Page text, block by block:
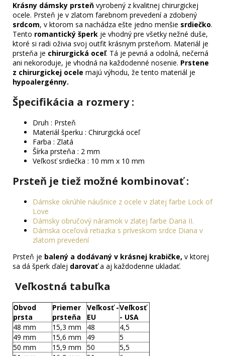
Krásny dámsky prsteň vyrobený z kvalitnej chirurgickej
ocele. Prsteň je v zlatom farebnom prevedení a zdobený
srdcom, v ktorom sa nachádza ešte jedno menšie srdiečko.
Tento romantický šperk je vhodný pre všetky nežné duše,
ktoré si radi oživia svoj outfit krásnym prsteňom. Materiál je
prsteňa je chirurgická oceľ. Tá je pevná a odolná, nečerná
ani nekoroduje, je vhodná na každodenné nosenie. Prstene
z chirurgickej ocele majú výhodu, že tento materiál je
hypoalergénny.
Špecifikácia a rozmery :
Druh : Prsteň
Materiál šperku : Chirurgická oceľ
Farba : Zlatá
Šírka prsteňa : 2 mm
Veľkosť srdiečka : 10 mm x 10 mm
Prsteň je tiež možné kombinovať :
Dámske okrúhle náušnice z ocele v zlatej farbe Lock of
Love
Dámsky obručový náramok v zlatej farbe Daria II.
Dámska oceľová retiazka s príveskom srdce Diana v
zlatom prevedení
Prsteň je balený a dodávaný v krásnej krabičke, v ktorej
sa dá šperk ďalej darovaťa aj každodenne ukladať.
Veľkostná tabuľka
Obvod
prsta
Priemer
prsteňa
Veľkosť -
EU
Veľkosť
- USA
48 mm
15,3 mm 48
4,5
49 mm
15,6 mm 49
5
50 mm
15,9 mm 50
5,5